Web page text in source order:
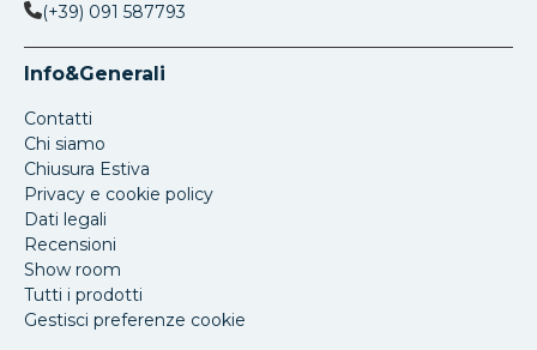
(+39) 091 587793
Info&Generali
Contatti
Chi siamo
Chiusura Estiva
Privacy e cookie policy
Dati legali
Recensioni
Show room
Tutti i prodotti
Gestisci preferenze cookie